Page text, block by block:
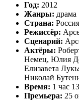
Год: 2012
Жанры: драма
Страна: Россия
Режиссёр:
Сценарий:
Актёры:
Немец, Юлия
Елизавета
Николай
Время: 1 час
Премьера: 25